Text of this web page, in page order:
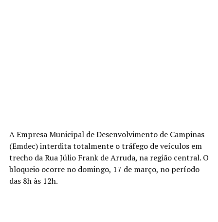
A Empresa Municipal de Desenvolvimento de Campinas
(Emdec) interdita totalmente o tráfego de veículos em
trecho da Rua Júlio Frank de Arruda, na região central. O
bloqueio ocorre no domingo, 17 de março, no período
das 8h às 12h.